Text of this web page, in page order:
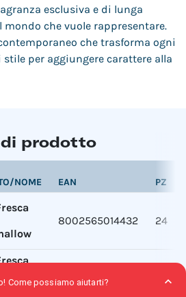
esclusiva e di lunga
che vuole rappresentare.
che trasforma ogni
per aggiungere carattere alla
prodotto
NOME
EAN PZ
8002565014432 24
8002565014449 24